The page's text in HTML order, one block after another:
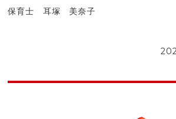
保育士 耳塚 美奈子